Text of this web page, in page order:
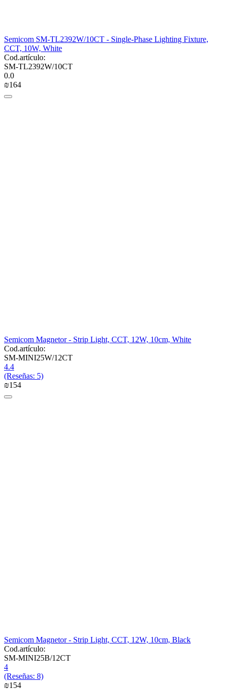
Semicom SM-TL2392W/10CT - Single-Phase Lighting Fixture,
CCT, 10W, White
Cod.artículo:
SM-TL2392W/10CT
0.0
₪‍164‍
Semicom Magnetor - Strip Light, CCT, 12W, 10cm, White
Cod.artículo:
SM-MINI25W/12CT
4.4
(Reseñas: 5)
₪‍154‍
Semicom Magnetor - Strip Light, CCT, 12W, 10cm, Black
Cod.artículo:
SM-MINI25B/12CT
4
(Reseñas: 8)
₪‍154‍